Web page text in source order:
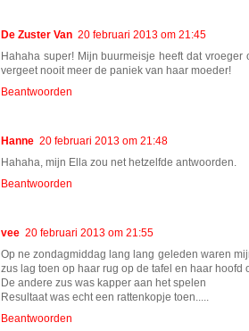
De Zuster Van 20 februari 2013 om 21:45
Hahaha super! Mijn buurmeisje heeft dat
vergeet nooit meer de paniek van haar moeder!
Beantwoorden
Hanne 20 februari 2013 om 21:48
Hahaha, mijn Ella zou net hetzelfde antwoorden.
Beantwoorden
vee 20 februari 2013 om 21:55
Op ne zondagmiddag lang lang geleden waren
zus lag toen op haar rug op de tafel en haar hoofd
De andere zus was kapper aan het spelen
Resultaat was echt een rattenkopje toen.....
Beantwoorden